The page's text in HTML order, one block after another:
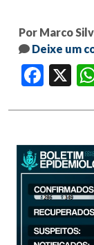
Por Marco
Deixe um
Facebook